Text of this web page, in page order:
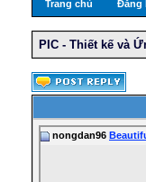
Trang chủ Đăng
PIC - Thiết kế và
nongdan96